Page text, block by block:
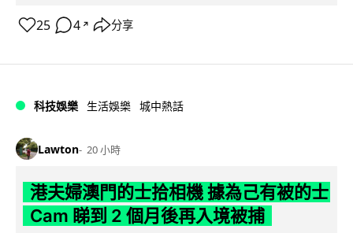
25 4 ↗ 分享
科技娛樂 生活娛樂 城中熱話
Lawton 20 小時
港夫婦澳門的士拾相機 據為己有被的士
Cam 睇到 2 個月後再入境被捕